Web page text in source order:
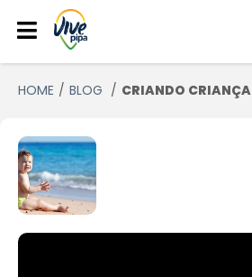
HOME BLOG CRIANDO CRIANÇA